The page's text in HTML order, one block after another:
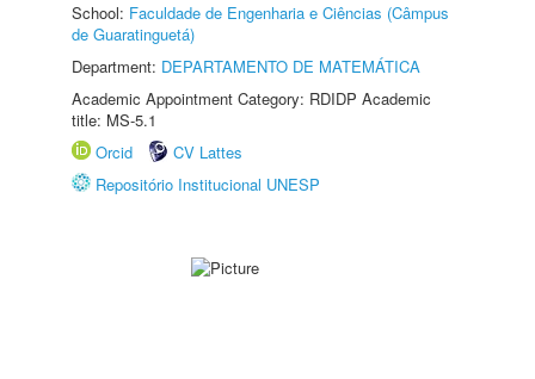
School: Faculdade de Engenharia e Ciências (Câmpus
de Guaratinguetá)
Department: DEPARTAMENTO DE MATEMÁTICA
Academic Appointment Category: RDIDP Academic
title: MS-5.1
Orcid
CV Lattes
Repositório Institucional UNESP